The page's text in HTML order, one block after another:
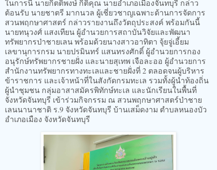
ในการนี้ นายกิตติพงษ์ กิติคุณ นายอำเภอเมืองจันทบุรี กล่าว
ต้อนรับ นายชาตรี มากนวล ผู้เชี่ยวชาญเฉพาะด้านการจัดการ
สวนพฤกษาศาสตร์ กล่าวรายงานถึงวัตถุประสงค์ พร้อมกันนี้
นายทนุวงศ์ แสงเทียน ผู้อำนวยการสถาบันวิจัยและพัฒนา
ทรัพยากรป่าชายเลน พร้อมด้วยนางสาวอาทิตา จุ้ยจู่เอี้ยม
เลขานุการกรม นายปรมินทร์ แสนทรงศักดิ์ ผู้อำนวยการกอง
อนุรักษ์ทรัพยากรชายฝั่ง และนายสุเทพ เจือละออ ผู้อำนวยการ
สำนักงานทรัพยากรทางทะเลและชายฝั่งที่ 2 ตลอดจนผู้บริหาร
ข้าราชการ และเจ้าหน้าที่ในสังกัดกรมทะเล รวมทั้งผู้นำท้องถิ่น
ผู้นำชุมชน กลุ่มอาสาสมัครพิทักษ์ทะเล และนักเรียนในพื้นที่
จังหวัดจันทบุรี เข้าร่วมกิจกรรม ณ สวนพฤกษาศาสตร์ป่าชาย
เลนนานาชาติ ร.9 จังหวัดจันทบุรี บ้านเสม็ดงาม ตำบลหนองบัว
อำเภอเมือง จังหวัดจันทบุรี